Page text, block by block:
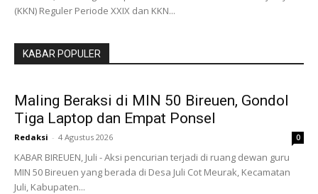
(KKN) Reguler Periode XXIX dan KKN...
KABAR POPULER
Maling Beraksi di MIN 50 Bireuen, Gondol
Tiga Laptop dan Empat Ponsel
Redaksi - 4 Agustus 2026 0
KABAR BIREUEN, Juli - Aksi pencurian terjadi di ruang dewan guru
MIN 50 Bireuen yang berada di Desa Juli Cot Meurak, Kecamatan
Juli, Kabupaten...